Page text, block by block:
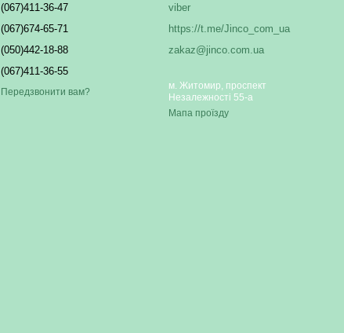
(067)411-36-47
(067)674-65-71
(050)442-18-88
(067)411-36-55
Передзвонити вам?
viber
https://t.me/Jinco_com_ua
zakaz@jinco.com.ua
м. Житомир, проспект
Незалежності 55-а
Мапа проїзду